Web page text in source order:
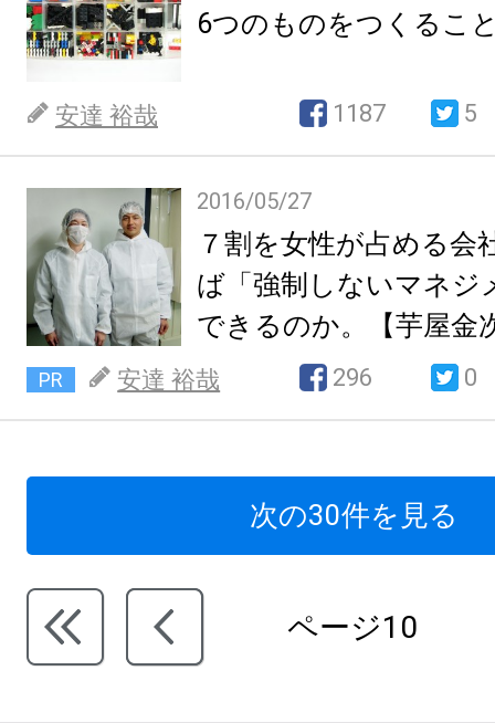
6つのものをつくるこ
安達 裕哉 1187 5
2016/05/27
７割を女性が占める会
ば「強制しないマネジ
できるのか。【芋屋金
PR 安達 裕哉 296 0
次の30件を見る
ページ10